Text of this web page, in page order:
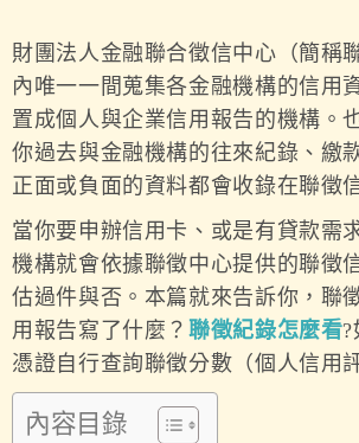
財團法人金融聯合徵信中心（簡稱
內唯一一間蒐集各金融機構的信用
置成個人與企業信用報告的機構。
你過去與金融機構的往來紀錄、繳
正面或負面的資料都會收錄在聯徵
當你要申辦信用卡、或是有貸款需
機構就會依據聯徵中心提供的聯徵
估過件與否。本篇就來告訴你，聯
用報告寫了什麼？聯徵紀錄怎麼看
憑證自行查詢聯徵分數（個人信用
內容目錄